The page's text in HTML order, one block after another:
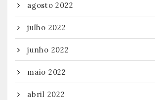
agosto 2022
julho 2022
junho 2022
maio 2022
abril 2022